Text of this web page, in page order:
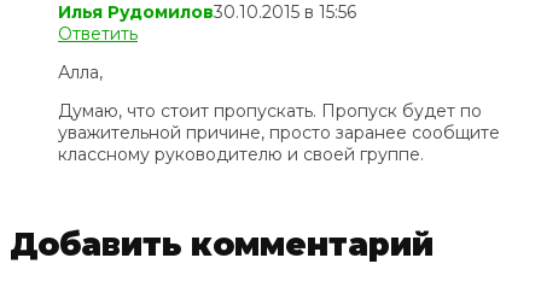
Илья Рудомилов30.10.2015 в 15:56
Ответить
Алла,
Думаю, что стоит пропускать. Пропуск будет по
уважительной причине, просто заранее сообщите
классному руководителю и своей группе.
Добавить комментарий